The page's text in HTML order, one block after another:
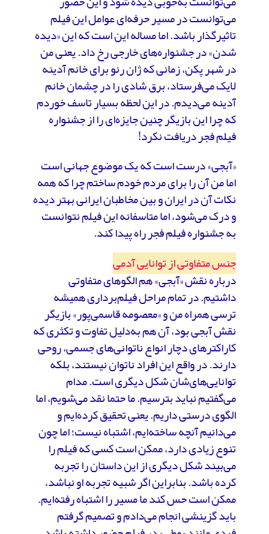
می‌توانست در مسیر حرفه‌ای عوامل این فیلم
تاثیرگذار باشد. اما مساله این است که این «دیده
شدن» در جشنواره‌های خارجی رخ داد. یعنی من
در شهر پکن، زمانی که ژان رنو برای خانم آدینه
لایک می‌فرستاد، برق شادی را در چشمان خانم
آدینه می‌دیدم. در این لحظه بسیار تاسف خوردم
که چرا این بازیگر چنین جایزه‌ای را از جشنواره
فیلم فجر دریافت نکرد!
«آبجی» درست است که یک موضوع جهانی است
اما من آن را برای مردم خودم ساختم چرا که همه
نکات آن در ایران و بین مخاطبان ایرانی بهتر دیده
و درک می‌شود، اما متاسفانه این فیلم نتوانست
به جشنواره فیلم فجر راه پیدا کند.
جنس متفاوتی از توانایی آدمی
درباره نقش «آبجی» هم الگوهای متفاوتی
داشتیم. در تمام مراحل فیلم‌برداری همیشه
ترسی همراه من و «معصومه قاسمی‌پور» بازیگر
نقش آبجی بود، آن هم به‌دلیل تفاوت و تکثری که
کاراکترهای دچار انواع ناتوانی‌های جسمی، روحی
دارند. در واقع این افراد ناتوان نیستند، بلکه
توانایی‌های‌شان شکل دیگری است. مدام
می‌گفتیم نباید بترسیم. ما حتما نقد می‌شویم، اما
الگوی درستی داریم. یعنی تحقیق کرده‌ایم و
می‌دانیم آنچه ساخته‌ایم، اشتباه نیست؛ اما چون
تنوع زیادی دارد، ممکن است کسی که فیلم را
می‌بیند شکل دیگری از این داستان را تجربه
کرده باشد. بنابراین اگر شبیه تجربه او نباشد،
ممکن است حس کند ما مسیر را اشتباه رفته‌ایم.
باید گزینشی انجام می‌دادم و تصمیم گرفتم